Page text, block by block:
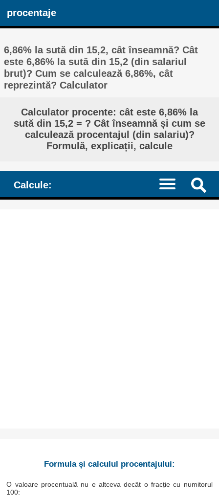
procentaje
6,86% la sută din 15,2, cât înseamnă? Cât
este 6,86% la sută din 15,2 (din salariul
brut)? Cum se calculează 6,86%, cât
reprezintă? Calculator
Calculator procente: cât este 6,86% la
sută din 15,2 = ? Cât înseamnă și cum se
calculează procentajul (din salariu)?
Formulă, explicații, calcule
Calcule:
Formula și calculul procentajului:
O valoare procentuală nu e altceva decât o fracție cu numitorul
100: